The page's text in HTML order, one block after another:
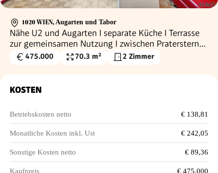
1020 WIEN, Augarten und Tabor
Nähe U2 und Augarten I separate Küche I Terrasse
zur gemeinsamen Nutzung I zwischen Praterstern
und Schwedenplatz
Kaufpreis
475.000
Nutzfläche
70.3 m² 2 Zimmer
KOSTEN
Betriebskosten netto € 138,81
Monatliche Kosten inkl. Ust € 242,05
Sonstige Kosten netto € 89,36
Kaufpreis € 475.000